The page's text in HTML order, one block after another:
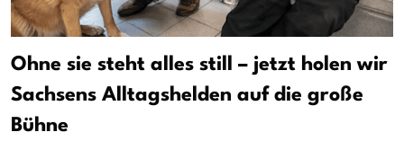
Ohne sie steht alles still – jetzt holen wir
Sachsens Alltagshelden auf die große
Bühne